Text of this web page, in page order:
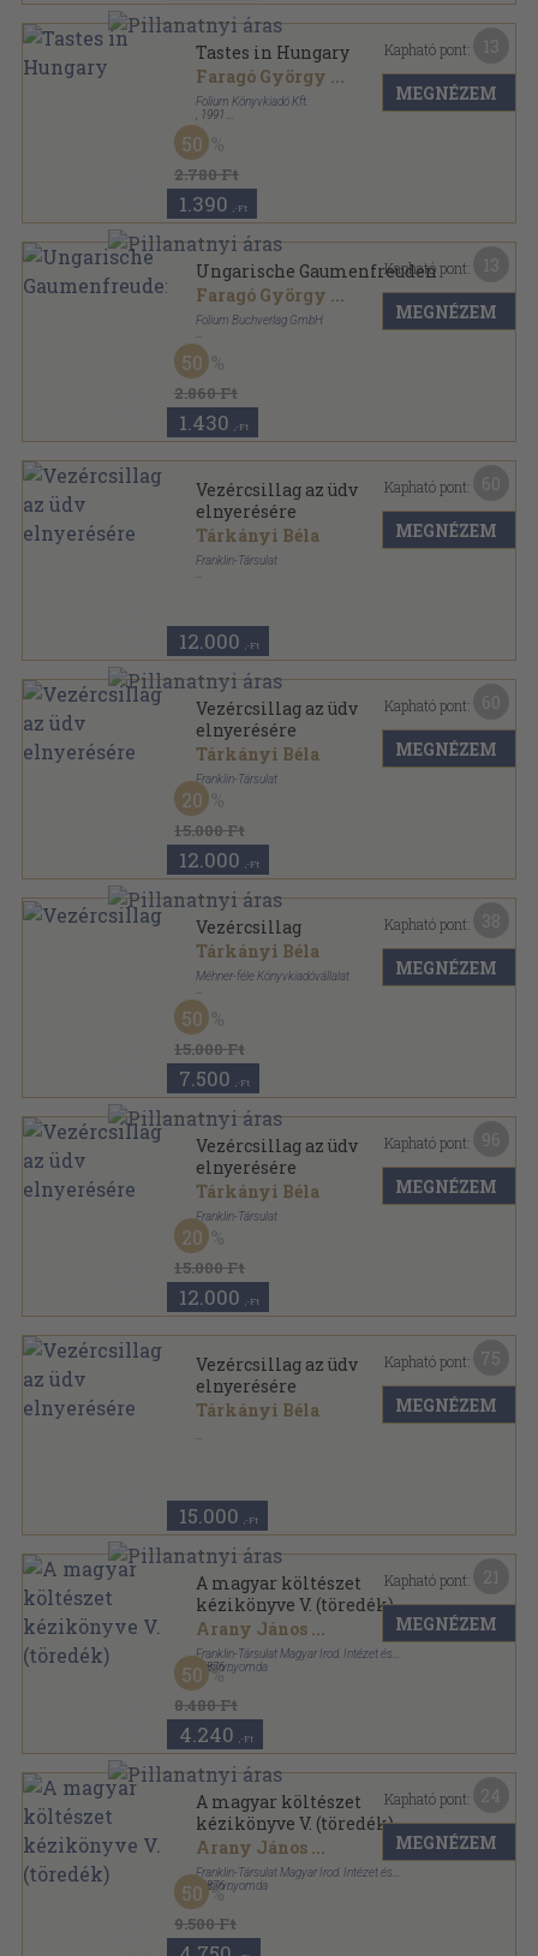
Tastes in Hungary
Faragó György ...
Folium Könyvkiadó Kft.
1991
Vászon
2.780 Ft
50
1.390 ,-Ft
Kapható pont:
MEGNÉZEM
Ungarische Gaumenfreuden
Faragó György ...
Folium Buchverlag GmbH
Vászon
Gastronomische Abenteuer sorozat
2.860 Ft
50
1.430 ,-Ft
Kapható pont:
MEGNÉZEM
Vezércsillag az üdv
elnyerésére
Tárkányi Béla
Franklin-Társulat
12.000 ,-Ft
Kapható pont:
MEGNÉZEM
Vezércsillag az üdv
elnyerésére
Tárkányi Béla
Franklin-Társulat
Bőr
15.000 Ft
20
12.000 ,-Ft
Kapható pont:
MEGNÉZEM
Vezércsillag
Tárkányi Béla
Méhner-féle Könyvkiadóvállalat
Bőr
15.000 Ft
50
7.500 ,-Ft
Kapható pont:
MEGNÉZEM
Vezércsillag az üdv
elnyerésére
Tárkányi Béla
Franklin-Társulat
Bőr
15.000 Ft
20
12.000 ,-Ft
Kapható pont:
MEGNÉZEM
Vezércsillag az üdv
elnyerésére
Tárkányi Béla
15.000 ,-Ft
Kapható pont:
MEGNÉZEM
A magyar költészet
kézikönyve V. (töredék)
Arany János ...
Franklin-Társulat Magyar Irod. Intézet és
Könyvnyomda
, 1876
Varrott papírkötés
A magyar költészet kézikönyve sorozat
8.480 Ft
50
4.240 ,-Ft
Kapható pont:
MEGNÉZEM
A magyar költészet
kézikönyve V. (töredék)
Arany János ...
Franklin-Társulat Magyar Irod. Intézet és
Könyvnyomda
, 1876
Aranyozott gerincű kiadói vászonkötés
A magyar költészet kézikönyve sorozat
9.500 Ft
50
Kapható pont:
MEGNÉZEM